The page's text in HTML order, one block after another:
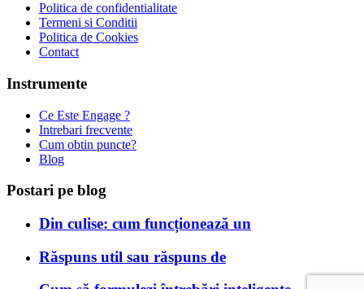
Politica de confidentialitate
Termeni si Conditii
Politica de Cookies
Contact
Instrumente
Ce Este Engage ?
Intrebari frecvente
Cum obtin puncte?
Blog
Postari pe blog
Din culise: cum funcționează un
Răspuns util sau răspuns de